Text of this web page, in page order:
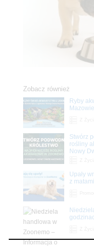
Zobacz również
Ryby
Stwórz
rośliny
Nowy
Upały
z